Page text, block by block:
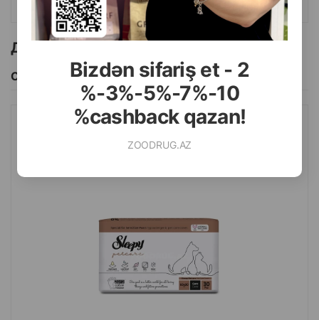
Bizdən sifariş et - 2
%-3%-5%-7%-10
%cashback qazan!
ZOODRUG.AZ
Страна производитель: Турция.
Другие товоры бренда
Смотреть Все
РАЗМЕР 60Х90 СМ. 30 ШТ.